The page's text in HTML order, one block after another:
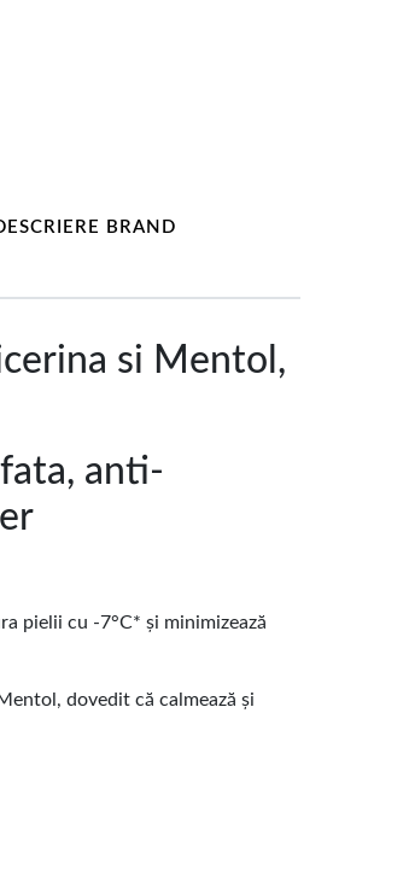
BRAND
si Mentol,
anti-
pielii cu -7°C* și minimizează
dovedit că calmează și